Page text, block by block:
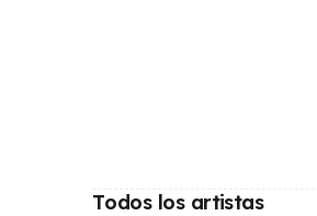
Todos los artistas